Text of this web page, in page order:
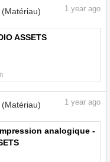
1 year ago
ASSETS
1 year ago
analogique -